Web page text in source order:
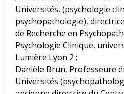
Universités, (psychologie
psychopathologie),
de Recherche en
Psychologie Clinique,
Lumière Lyon 2 ;
Danièle Brun, Professeure
Universités